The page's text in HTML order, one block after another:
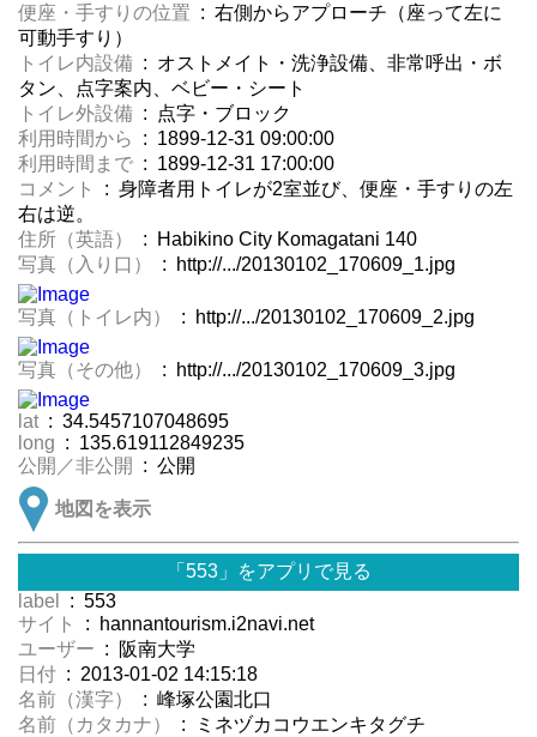
便座・手すりの位置 : 右側からアプローチ（座って左に
可動手すり）
トイレ内設備 : オストメイト・洗浄設備、非常呼出・ボ
タン、点字案内、ベビー・シート
トイレ外設備 : 点字・ブロック
利用時間から
: 1899-12-31 09:00:00
利用時間まで : 1899-12-31 17:00:00
コメント
: 身障者用トイレが2室並び、便座・手すりの左
右は逆。
住所（英語）
: Habikino City Komagatani 140
写真（入り口）
: http://.../20130102_170609_1.jpg
写真（トイレ内） : http://.../20130102_170609_2.jpg
写真（その他） : http://.../20130102_170609_3.jpg
lat : 34.5457107048695
long : 135.619112849235
公開／非公開
: 公開
地図を表示
「553」をアプリで見る
label
: 553
サイト
: hannantourism.i2navi.net
ユーザー : 阪南大学
日付 : 2013-01-02 14:15:18
名前（漢字）
: 峰塚公園北口
名前（カタカナ）
: ミネヅカコウエンキタグチ